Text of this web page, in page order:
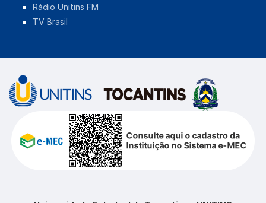
Rádio Unitins FM
TV Brasil